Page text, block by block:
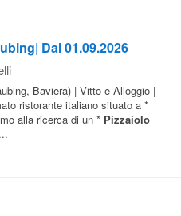
Dal 01.09.2026
Baviera) | Vitto e Alloggio |
ristorante italiano situato a *
alla ricerca di un * Pizzaiolo